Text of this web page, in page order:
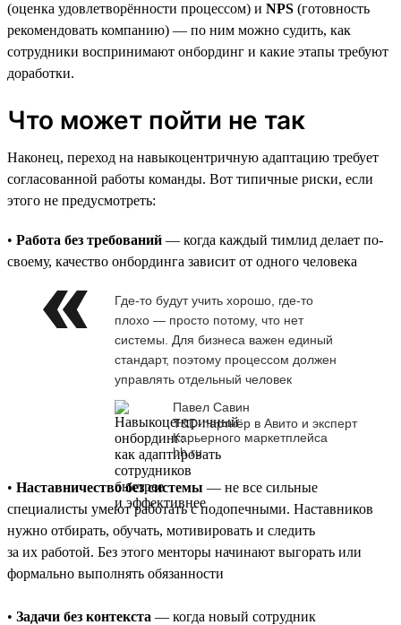
(оценка удовлетворённости процессом) и NPS (готовность
рекомендовать компанию) — по ним можно судить, как
сотрудники воспринимают онбординг и какие этапы требуют
доработки.
Что может пойти не так
Наконец, переход на навыкоцентричную адаптацию требует
согласованной работы команды. Вот типичные риски, если
этого не предусмотреть:
• Работа без требований — когда каждый тимлид делает по-
своему, качество онбординга зависит от одного человека
Где-то будут учить хорошо, где-то
плохо — просто потому, что нет
системы. Для бизнеса важен единый
стандарт, поэтому процессом должен
управлять отдельный человек
Павел Савин
T&D-партнёр в Авито и эксперт
Карьерного маркетплейса
hh.ru
• Наставничество без системы — не все сильные
специалисты умеют работать с подопечными. Наставников
нужно отбирать, обучать, мотивировать и следить
за их работой. Без этого менторы начинают выгорать или
формально выполнять обязанности
• Задачи без контекста — когда новый сотрудник